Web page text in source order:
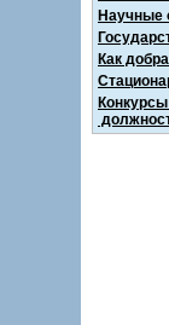
Научные
Как